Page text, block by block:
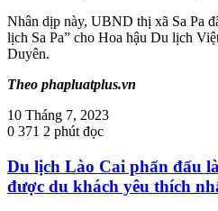
Nhân dịp này, UBND thị xã Sa Pa
lịch Sa Pa” cho Hoa hậu Du lịch
Duyên.
Theo phapluatplus.vn
10 Tháng 7, 2023
0 371 2 phút đọc
Du lịch Lào Cai phấn đấu
được du khách yêu thích